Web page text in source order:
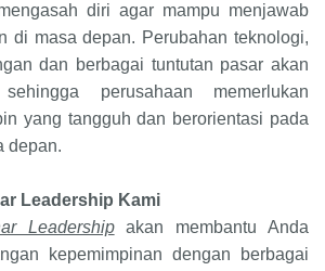
diri agar mampu menjawab
di masa depan. Perubahan teknologi,
dan berbagai tuntutan pasar akan
perusahaan memerlukan
yang tangguh dan berorientasi pada
depan.
Leadership Kami
Leadership
akan membantu Anda
kepemimpinan dengan berbagai